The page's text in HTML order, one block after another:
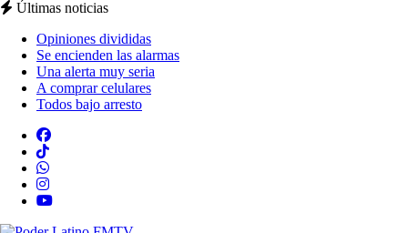
Últimas noticias
Opiniones divididas
Se encienden las alarmas
Una alerta muy seria
A comprar celulares
Todos bajo arresto